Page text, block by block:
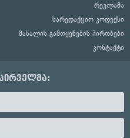
რეკლამა
სარედაქციო კოდექსი
მასალის გამოყენების პირობები
კონტაქტი